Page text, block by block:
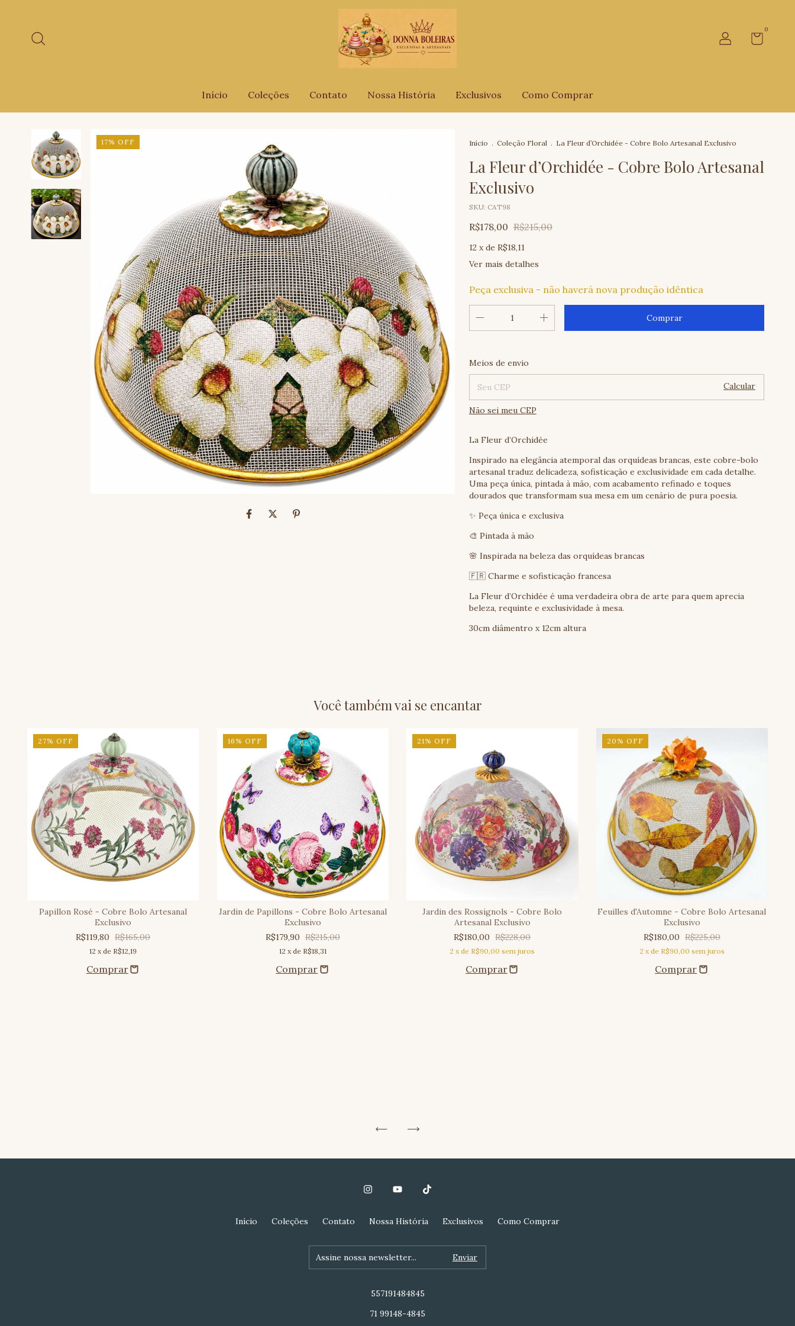
0
Início Coleções Contato Nossa História Exclusivos Como Comprar
17% OFF Início . Coleção Floral . La Fleur d’Orchidée - Cobre Bolo Artesanal Exclusivo
La Fleur d’Orchidée - Cobre Bolo Artesanal
Exclusivo
SKU: CAT98
R$178,00 R$215,00
12 x de R$18,11
Ver mais detalhes
Peça exclusiva - não haverá nova produção idêntica
Entregas para o CEP:
Meios de envio
Calcular
Não sei meu CEP
La Fleur d’Orchidée
Inspirado na elegância atemporal das orquídeas brancas, este cobre-bolo
artesanal traduz delicadeza, sofisticação e exclusividade em cada detalhe.
Uma peça única, pintada à mão, com acabamento refinado e toques
dourados que transformam sua mesa em um cenário de pura poesia.
✨ Peça única e exclusiva
🎨 Pintada à mão
🌸 Inspirada na beleza das orquídeas brancas
🇫🇷 Charme e sofisticação francesa
La Fleur d’Orchidée é uma verdadeira obra de arte para quem aprecia
beleza, requinte e exclusividade à mesa.
30cm diâmentro x 12cm altura
Você também vai se encantar
27% OFF
Papillon Rosé - Cobre Bolo Artesanal
Exclusivo
R$119,80 R$165,00
12 x de R$12,19
16 % OFF
Jardin de Papillons - Cobre Bolo Artesanal
Exclusivo
R$179,90 R$215,00
12 x de R$18,31
21% OFF
Jardin des Rossignols - Cobre Bolo
Artesanal Exclusivo
R$180,00 R$228,00
2 x de R$90,00 sem juros
20 % OFF
Feuilles d'Automne - Cobre Bolo Artesanal
Exclusivo
R$180,00 R$225,00
2 x de R$90,00 sem juros
Início Coleções Contato Nossa História Exclusivos Como Comprar
557191484845
71 99148-4845